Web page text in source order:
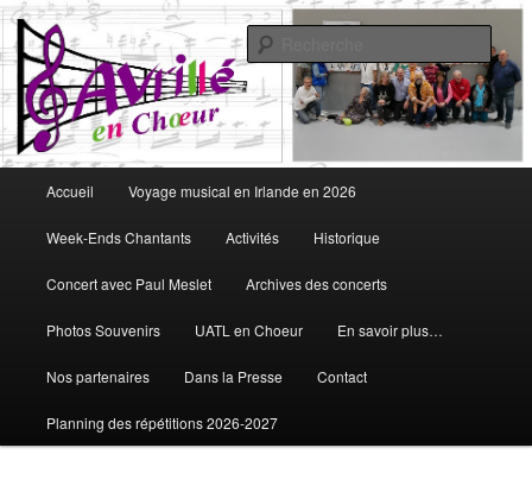
Aller
au
contenu
principalAvrillé en Choeur
Vous aimez chanter, Avrillé en Choeur est fait pour vous
principal
Accueil Voyage musical en Irlande en 2026
Week-Ends Chantants Activités Historique
Concert avec Paul Meslet Archives des concerts
Photos Souvenirs UATL en Choeur En savoir plus…
Nos partenaires Dans la Presse Contact
Planning des répétitions 2026-2027